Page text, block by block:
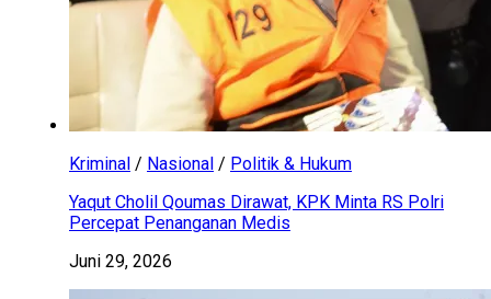
Kriminal / Nasional / Politik & Hukum
Yaqut Cholil Qoumas Dirawat, KPK Minta RS Polri
Percepat Penanganan Medis
Juni 29, 2026